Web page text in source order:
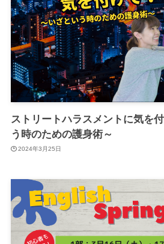
ストリートハラスメントに気を
う時のための護身術～
2024年3月25日